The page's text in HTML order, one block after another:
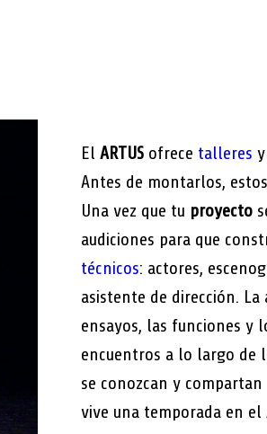
El ARTUS ofrece talleres
Antes de montarlos,
Una vez que tu proyecto
audiciones para que
técnicos: actores,
asistente de dirección.
ensayos, las funciones y
encuentros a lo largo de
se conozcan y
vive una temporada en el